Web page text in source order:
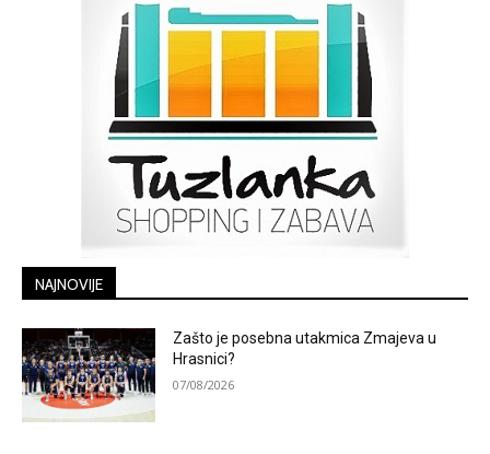
NAJNOVIJE
Zašto je posebna utakmica Zmajeva u
Hrasnici?
07/08/2026